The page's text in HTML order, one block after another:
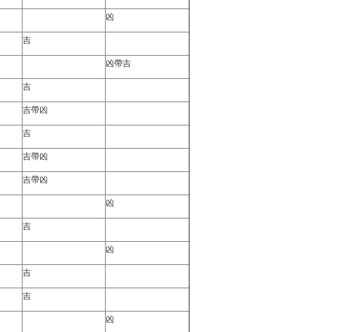
凶
吉
凶帶吉
吉
吉帶凶
吉
吉帶凶
吉帶凶
凶
吉
凶
吉
吉
凶